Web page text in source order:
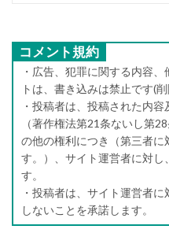
コメント規約
・広告、犯罪に関する内容
トは、書き込みは禁止です(
・投稿者は、投稿された内
（著作権法第21条ないし第
の他の権利につき（第三者に
す。）、サイト運営者に対し
す。
・投稿者は、サイト運営者
しないことを承諾します。